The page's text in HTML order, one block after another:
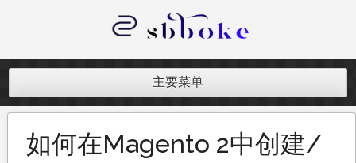
内
记录跨境电商独立站开发遇到的点点
主要菜单
如何在Magento 2中创建/